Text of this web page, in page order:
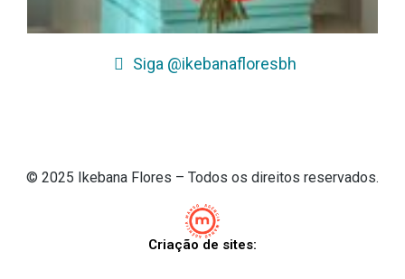
Siga @ikebanafloresbh
© 2025 Ikebana Flores – Todos os direitos reservados.
Criação de sites: